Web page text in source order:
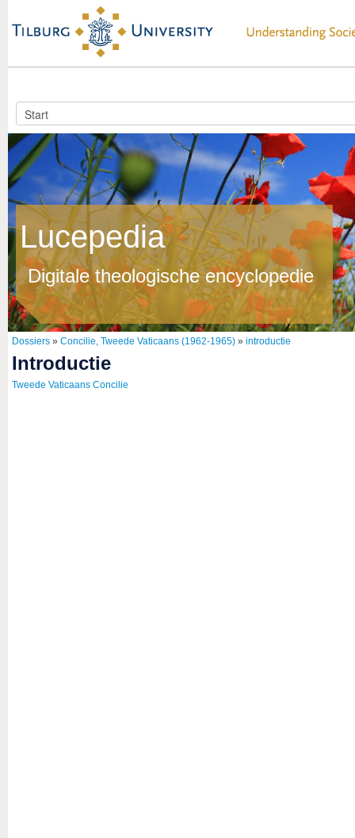
Lucepedia
Digitale theologische encyclopedie
Dossiers » Concilie, Tweede Vaticaans (1962-1965) » introductie
introductie
Tweede Vaticaans Concilie